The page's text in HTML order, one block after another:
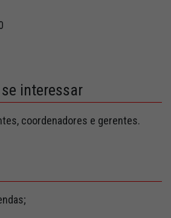
interessar
coordenadores e gerentes.